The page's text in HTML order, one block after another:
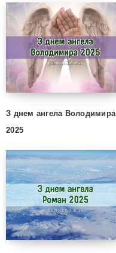
З днем ангела Володимира
2025